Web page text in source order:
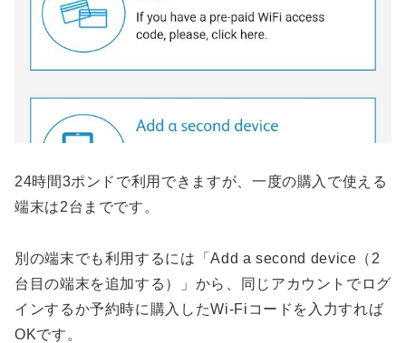
24時間3ポンドで利用できますが、一度の購入で使える
端末は2台までです。
別の端末でも利用するには「Add a second device（2
台目の端末を追加する）」から、同じアカウントでログ
インするか予約時に購入したWi-Fiコードを入力すれば
OKです。